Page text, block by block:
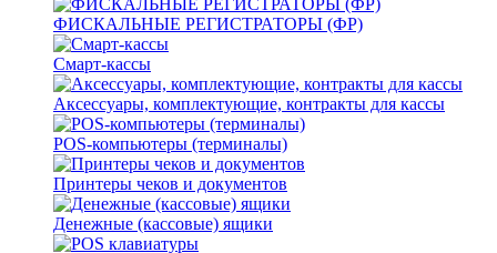
ФИСКАЛЬНЫЕ РЕГИСТРАТОРЫ (ФР)
Смарт-кассы
Аксессуары, комплектующие, контракты для кассы
POS-компьютеры (терминалы)
Принтеры чеков и документов
Денежные (кассовые) ящики